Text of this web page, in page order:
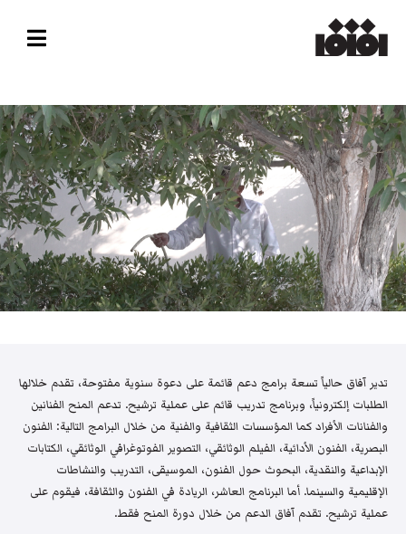
تدير آفاق حالياً تسعة برامج دعم قائمة على دعوة سنوية مفتوحة، تقدم خلالها
الطلبات إلكترونياً، وبرنامج تدريب قائم على عملية ترشيح. تدعم المنح الفنانين
والفنانات الأفراد كما المؤسسات الثقافية والفنية من خلال البرامج التالية: الفنون
البصرية، الفنون الأدائية، الفيلم الوثائقي، التصوير الفوتوغرافي الوثائقي، الكتابات
الإبداعية والنقدية، البحوث حول الفنون، الموسيقى، التدريب والنشاطات
الإقليمية والسينما. أما البرنامج العاشر، الريادة في الفنون والثقافة، فيقوم على
عملية ترشيح. تقدم آفاق الدعم من خلال دورة المنح فقط.